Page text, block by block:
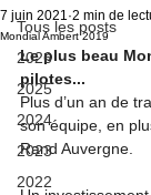
Tous les posts
2026
2025
2024
2023
2022
Mondial Ambert 2019
7 juin 2021 2 min de
Le plus beau
pilotes...
Plus d’un an de
son équipe, en
Rand Auvergne.